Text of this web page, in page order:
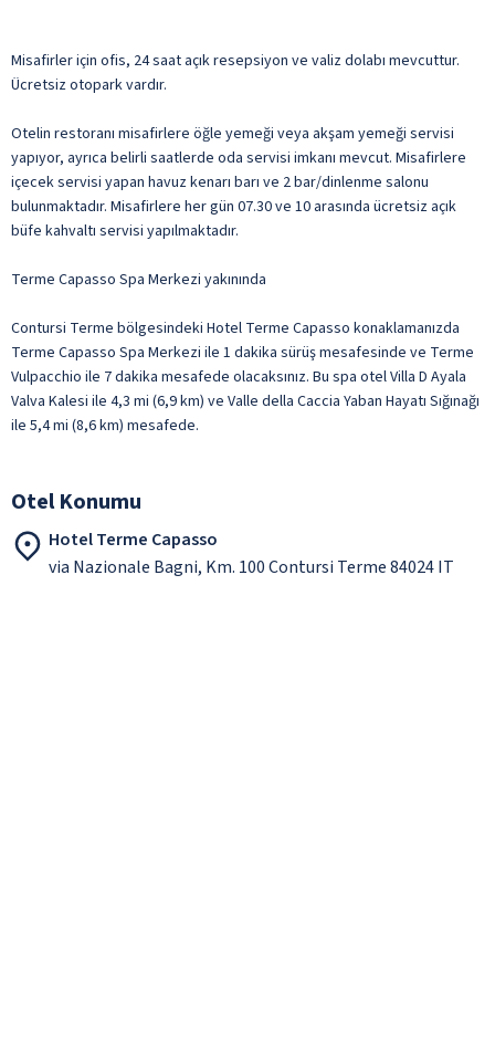
Misafirler için ofis, 24 saat açık resepsiyon ve valiz dolabı mevcuttur.
Ücretsiz otopark vardır.
Otelin restoranı misafirlere öğle yemeği veya akşam yemeği servisi
yapıyor, ayrıca belirli saatlerde oda servisi imkanı mevcut. Misafirlere
içecek servisi yapan havuz kenarı barı ve 2 bar/dinlenme salonu
bulunmaktadır. Misafirlere her gün 07.30 ve 10 arasında ücretsiz açık
büfe kahvaltı servisi yapılmaktadır.
Terme Capasso Spa Merkezi yakınında
Contursi Terme bölgesindeki Hotel Terme Capasso konaklamanızda
Terme Capasso Spa Merkezi ile 1 dakika sürüş mesafesinde ve Terme
Vulpacchio ile 7 dakika mesafede olacaksınız. Bu spa otel Villa D Ayala
Valva Kalesi ile 4,3 mi (6,9 km) ve Valle della Caccia Yaban Hayatı Sığınağı
ile 5,4 mi (8,6 km) mesafede.
Otel Konumu
Hotel Terme Capasso
via Nazionale Bagni, Km. 100 Contursi Terme 84024 IT